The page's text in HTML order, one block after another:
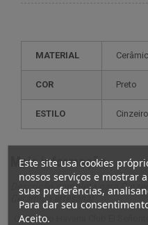
Este site usa cookies
nossos serviços e mostrar
suas preferências,
Para dar seu
Aceito.
MATERIAL
COR Preto
ESTILO
Mais informação
Descrição completa para
Cerâmica artesanal
O cinzeiro Havana Club El